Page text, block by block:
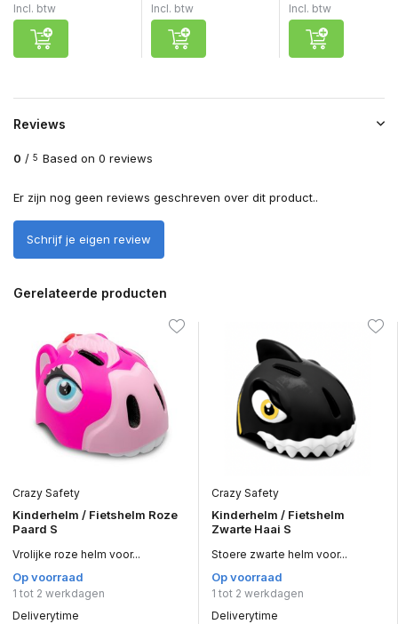
Incl. btw Incl. btw Incl. btw
Reviews
0 / 5 Based on 0 reviews
Er zijn nog geen reviews geschreven over dit product..
Schrijf je eigen review
Gerelateerde producten
Crazy Safety
Kinderhelm / Fietshelm Roze
Paard S
Vrolijke roze helm voor...
Op voorraad
1 tot 2 werkdagen
Deliverytime
Crazy Safety
Kinderhelm / Fietshelm
Zwarte Haai S
Stoere zwarte helm voor...
Op voorraad
1 tot 2 werkdagen
Deliverytime